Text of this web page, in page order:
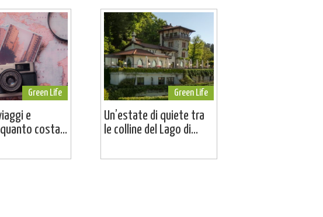
Green Life
e
costa...
Green Life
Un’estate di quiete tra
le colline del Lago di...